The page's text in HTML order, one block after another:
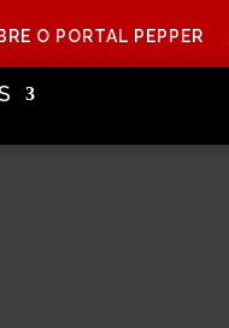
O PORTAL PEPPER